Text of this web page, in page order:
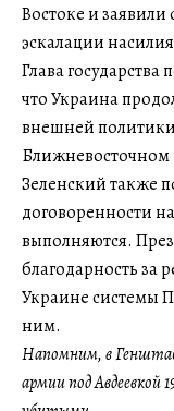
Востоке и
эскалации
Глава
что Украина
внешней
Ближневосточном
Зеленский также
договоренности
выполняются.
благодарность за
Украине системы
ним.
Напомним, в
армии под Авдеевкой